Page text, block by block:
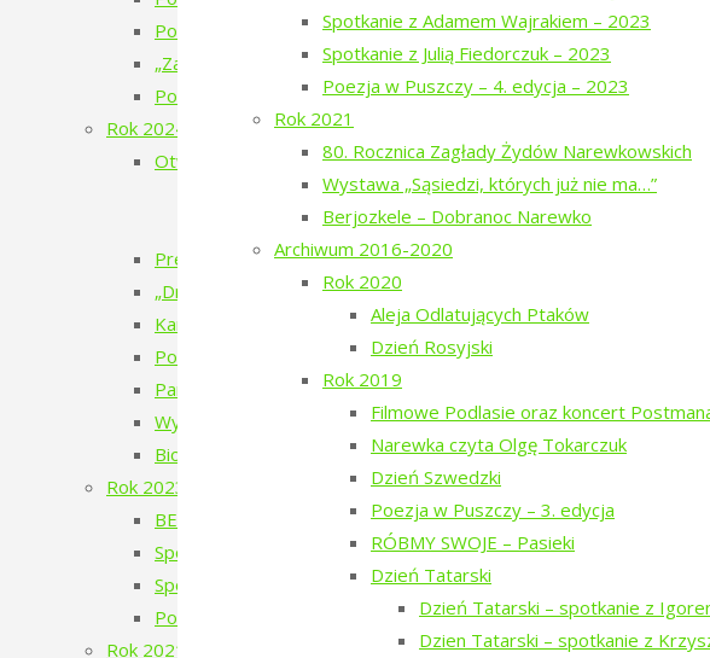
Spotkanie z Adamem Wajrakiem – 2023
Spotkanie z Julią Fiedorczuk – 2023
Poezja w Puszczy – 4. edycja – 2023
Rok 2021
80. Rocznica Zagłady Żydów Narewkowskich
Wystawa „Sąsiedzi, których już nie ma…”
Berjozkele – Dobranoc Narewko
Archiwum 2016-2020
Rok 2020
Aleja Odlatujących Ptaków
Dzień Rosyjski
Rok 2019
Filmowe Podlasie oraz koncert
Narewka czyta Olgę Tokarczuk
Dzień Szwedzki
Poezja w Puszczy – 3. edycja
RÓBMY SWOJE – Pasieki
Dzień Tatarski
Dzień Tatarski – spotkanie z
Dzien Tatarski – spotkanie z
Poezja w Puszczy – 6. edycja – 2025
„Zatrzymać ulotne” – warsztaty pracy twórczej z pamięcią
Pokaz filmu „Doktor” Beaty Hyży-Czołpińskiej
Rok 2024
Otwarcie wystawy – Bieżeństwo 1915
Bieżeństwo – zapomniane uchodźstwo
Bezhenstvo – the exile / Бежанства
Premiera książki poetyckiej Julii Fiedorczuk „Glif”
„Drobny kruchy człowiek”
Kamienie musiały polecieć – spotkanie z Anetą Prymaką
Poezja w Puszczy – 5. edycja – 2024
Pan Les
Wystawa Faustyna Drużyckiego „Teren typu bagno.”
Biodróż
Rok 2023
BERJOZKELE – koncert Oli Bilińskiej – 2023
Spotkanie z Adamem Wajrakiem – 2023
Spotkanie z Julią Fiedorczuk – 2023
Poezja w Puszczy – 4. edycja – 2023
Rok 2021